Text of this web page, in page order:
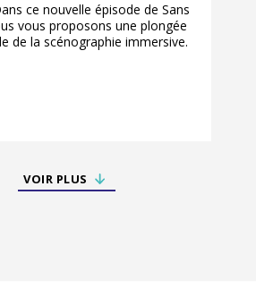
ce nouvelle épisode de Sans
vous proposons une plongée
de la scénographie immersive.
VOIR PLUS